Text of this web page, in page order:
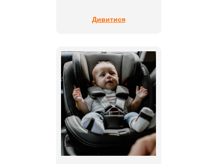
Дивитися